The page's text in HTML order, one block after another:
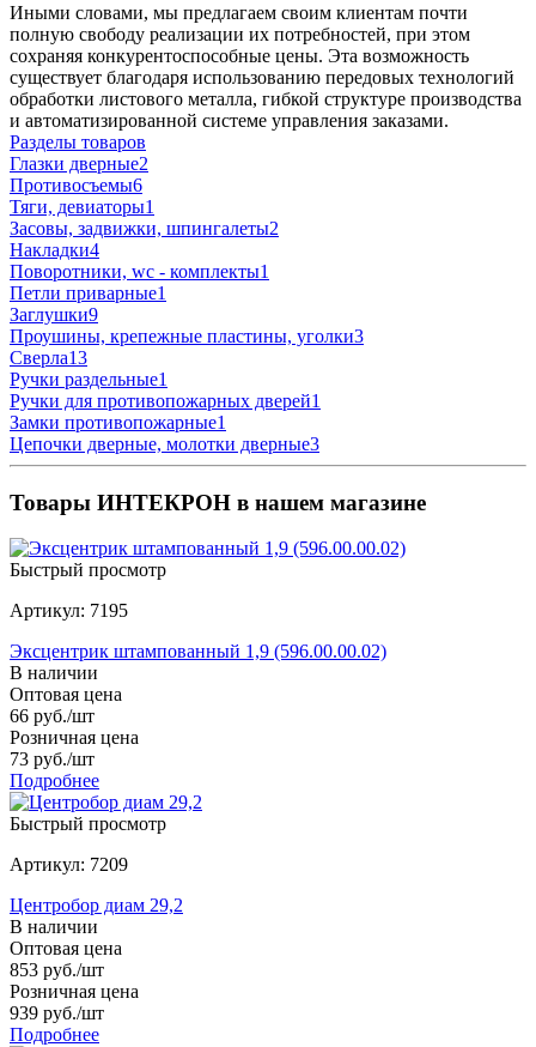
Иными словами, мы предлагаем своим клиентам почти
полную свободу реализации их потребностей, при этом
сохраняя конкурентоспособные цены. Эта возможность
существует благодаря использованию передовых технологий
обработки листового металла, гибкой структуре производства
и автоматизированной системе управления заказами.
Разделы товаров
Глазки дверные2
Противосъемы6
Тяги, девиаторы1
Засовы, задвижки, шпингалеты2
Накладки4
Поворотники, wc - комплекты1
Петли приварные1
Заглушки9
Проушины, крепежные пластины, уголки3
Сверла13
Ручки раздельные1
Ручки для противопожарных дверей1
Замки противопожарные1
Цепочки дверные, молотки дверные3
Товары ИНТЕКРОН в нашем магазине
Быстрый просмотр
Артикул: 7195
Эксцентрик штампованный 1,9 (596.00.00.02)
В наличии
Оптовая цена
66 руб./шт
Розничная цена
73 руб./шт
Подробнее
Быстрый просмотр
Артикул: 7209
Центробор диам 29,2
В наличии
Оптовая цена
853 руб./шт
Розничная цена
939 руб./шт
Подробнее